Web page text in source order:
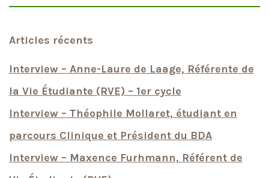
Articles récents
Interview – Anne-Laure de Laage, Référente de
la Vie Étudiante (RVE) – 1er cycle
Interview – Théophile Mollaret, étudiant en
parcours Clinique et Président du BDA
Interview – Maxence Furhmann, Référent de